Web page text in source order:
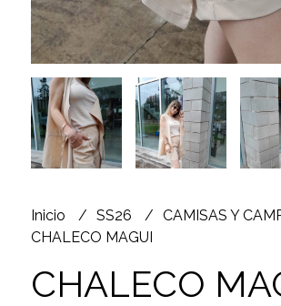
Inicio SS26
CAMISAS Y
CHALECO MAGUI
CHALECO